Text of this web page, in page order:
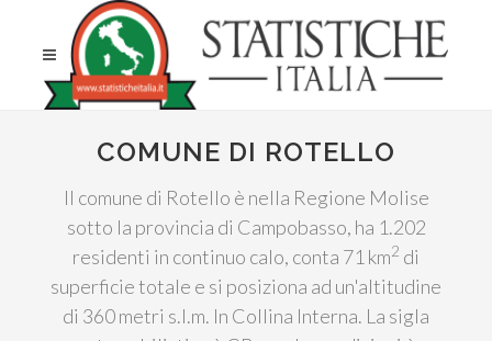
COMUNE DI ROTELLO
Il comune di Rotello è nella Regione Molise
sotto la provincia di Campobasso, ha 1.202
residenti in continuo calo, conta 71 km2 di
superficie totale e si posiziona ad un'altitudine
di 360 metri s.l.m. In Collina Interna. La sigla